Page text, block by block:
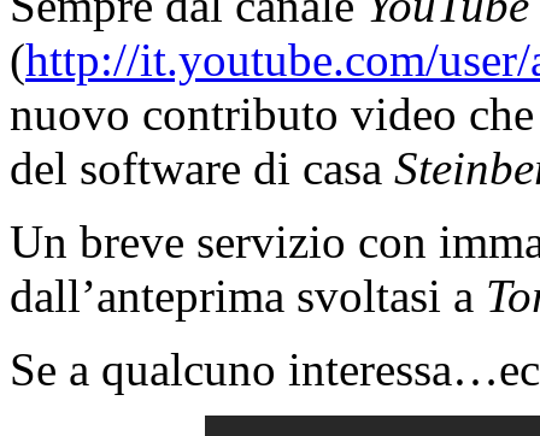
(http://it.youtube.com/
nuovo contributo video
del software di casa
Un breve servizio con
dall’anteprima svoltasi a
Se a qualcuno